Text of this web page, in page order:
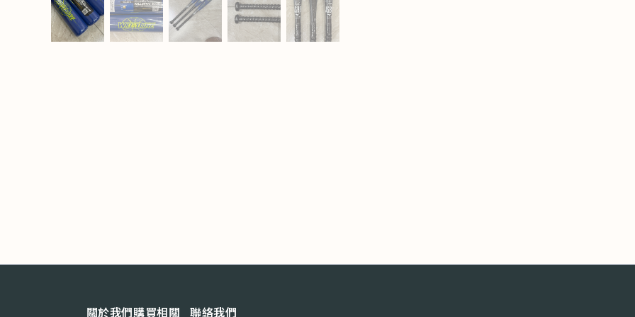
關於我們購買相關 聯絡我們